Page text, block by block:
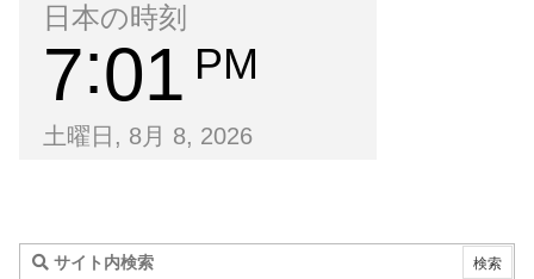
日本の時刻
7 01 PM
土曜日, 8月 8, 2026